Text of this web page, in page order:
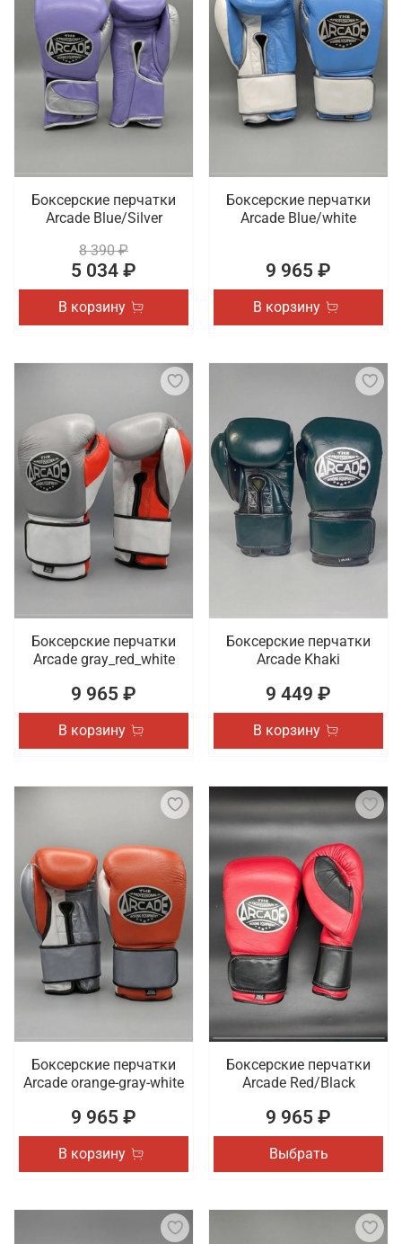
Боксерские перчатки
Arcade Blue/Silver
8 390 ₽
5 034 ₽
В корзину
Боксерские перчатки
Arcade Blue/white
9 965 ₽
В корзину
Боксерские перчатки
Arcade gray_red_white
9 965 ₽
В корзину
Боксерские перчатки
Arcade Khaki
9 449 ₽
В корзину
Боксерские перчатки
Arcade orange-gray-white
9 965 ₽
В корзину
Боксерские перчатки
Arcade Red/Black
9 965 ₽
Выбрать